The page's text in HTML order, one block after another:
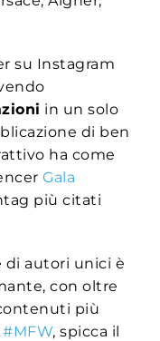
su Instagram
in un solo
di ben
ha come
Gala
più citati
di autori unici è
con oltre
più
#MFW, spicca il